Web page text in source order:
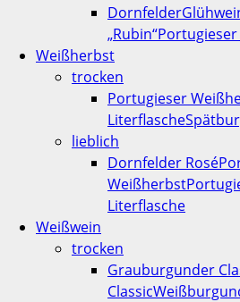
Dornfelder
„Rubin“Portugieser
Weißherbst
trocken
Portugieser
Literflasche
lieblich
Dornfelder Rosé
Weißherbst
Literflasche
Weißwein
trocken
Grauburgunder
Classic